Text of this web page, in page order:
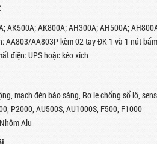
AK500A; AK800A; AH300A; AH500A;
AA803/AA803P kèm 02 tay ĐK 1 và 1 nút
điện: UPS hoặc kéo xích
mạch đèn báo sáng, Rơ le chống sổ lô,
P2000, AU500S, AU1000S, F500, F1000
Alu